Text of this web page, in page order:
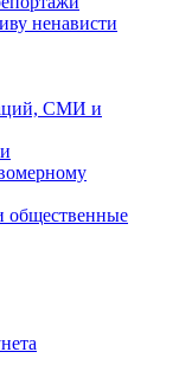
ненависти
СМИ и
общественные